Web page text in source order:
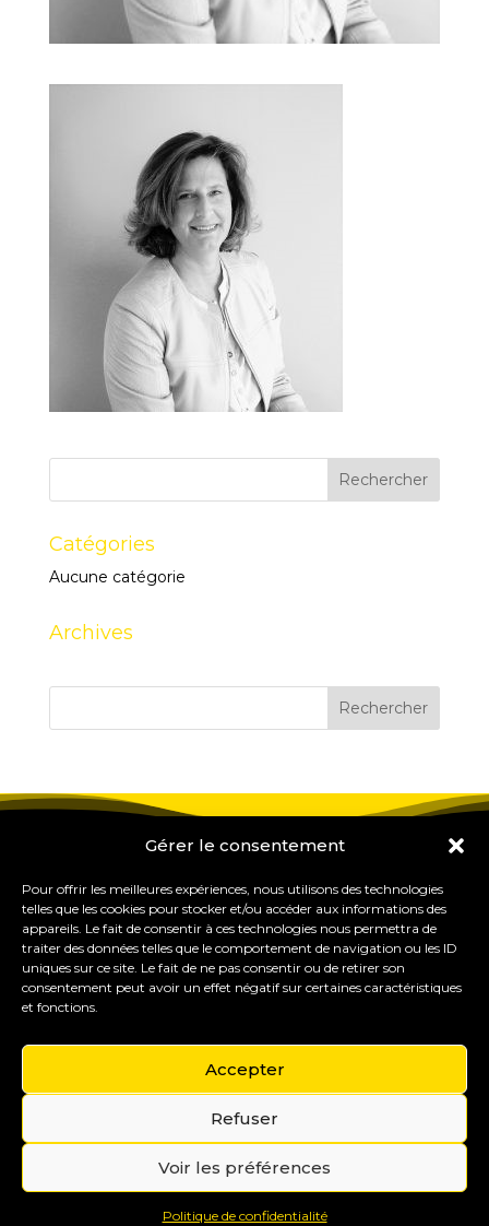
Gérer le consentement
Pour offrir les meilleures expériences, nous utilisons des technologies
telles que les cookies pour stocker et/ou accéder aux informations des
appareils. Le fait de consentir à ces technologies nous permettra de
traiter des données telles que le comportement de navigation ou les ID
uniques sur ce site. Le fait de ne pas consentir ou de retirer son
consentement peut avoir un effet négatif sur certaines caractéristiques
et fonctions.
Accepter
Refuser
Voir les préférences
Politique de confidentialité
Catégories
Aucune catégorie
Archives
Gérer mes cookies
Copyright © 2015-2035 Eureka Study Pro – Formations
& outils pour les professionnels du coaching et de